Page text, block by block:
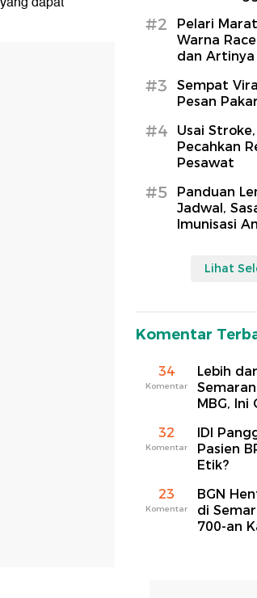
#2
Pelari
Warna
dan Artinya
#3
Sempat
Pesan
#4
Usai
Pecahkan
Pesawat
#5
Panduan
Jadwal,
Imunisasi
Lihat
Komentar
34
Komentar
Lebih
MBG, Ini
32
Komentar
IDI
Pasien
Etik?
23
Komentar
BGN
di
700-an